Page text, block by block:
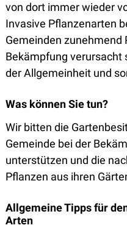
von dort immer wieder
Invasive Pflanzenarten
Gemeinden zunehmend
Bekämpfung verursacht
der Allgemeinheit und
Was können Sie tun?
Wir bitten die
Gemeinde bei der
unterstützen und die
Pflanzen aus ihren
Allgemeine Tipps für
Arten